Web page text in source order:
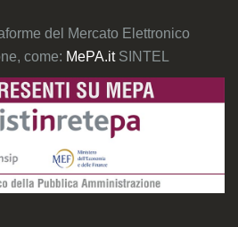
del Mercato Elettronico
come: MePA.it SINTEL